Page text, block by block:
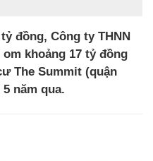
đồng, Công ty THNN
khoảng 17 tỷ đồng
The Summit (quận
năm qua.